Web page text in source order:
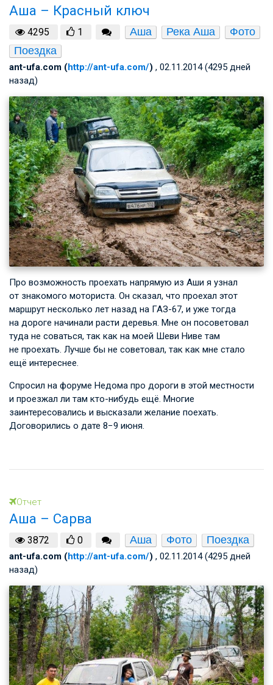
Аша – Красный ключ
4295 1 Аша Река Аша
Фото
Поездка
ant-ufa.com (http://ant-ufa.com/) , 02.11.2014 (4295 дней
назад)
Про возможность проехать напрямую из Аши я узнал
от знакомого моториста. Он сказал, что проехал этот
маршрут несколько лет назад на ГАЗ-67, и уже тогда
на дороге начинали расти деревья. Мне он посоветовал
туда не соваться, так как на моей Шеви Ниве там
не проехать. Лучше бы не советовал, так как мне стало
ещё интереснее.
Спросил на форуме Недома про дороги в этой местности
и проезжал ли там кто-нибудь ещё. Многие
заинтересовались и высказали желание поехать.
Договорились о дате 8−9 июня.
Отчет
Аша – Сарва
3872 0 Аша Фото Поездка
ant-ufa.com (http://ant-ufa.com/) , 02.11.2014 (4295 дней
назад)